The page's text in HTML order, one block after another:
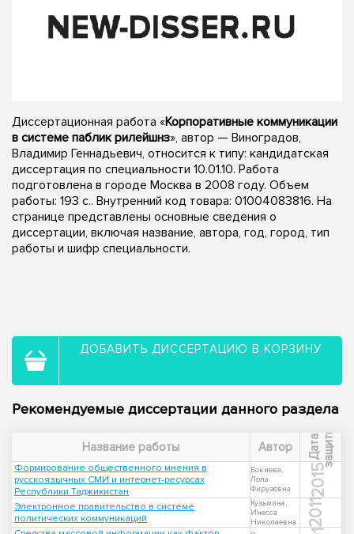
Диссертационная работа «Корпоративные коммуникации
в системе паблик рилейшнз», автор — Виноградов,
Владимир Геннадьевич, относится к типу: кандидатская
диссертация по специальности 10.01.10. Работа
подготовлена в городе Москва в 2008 году. Объем
работы: 193 с.. Внутренний код товара: 01004083816. На
странице представлены основные сведения о
диссертации, включая название, автора, год, город, тип
работы и шифр специальности.
ДОБАВИТЬ ДИССЕРТАЦИЮ В КОРЗИНУ
Рекомендуемые диссертации данного раздела
Название работы Автор Д
а
т
а
з
а
щ
и
т ы
Формирование общественного мнения в
русскоязычных СМИ и интернет-ресурсах
Республики Таджикистан
Бокиева,
Лола
Фирузовна
2015
Электронное правительство в системе
политических коммуникаций
Кузьмина,
Инесса
Николаевна
2011